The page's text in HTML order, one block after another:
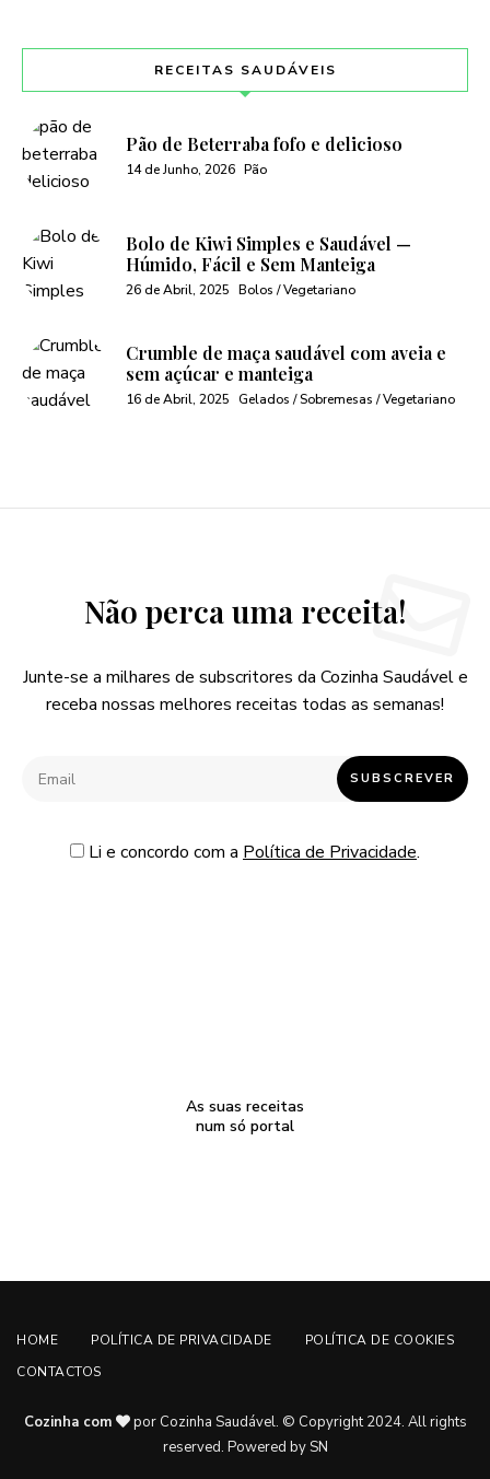
RECEITAS SAUDÁVEIS
Pão de Beterraba fofo e delicioso
14 de Junho, 2026 Pão
Bolo de Kiwi Simples e Saudável —
Húmido, Fácil e Sem Manteiga
26 de Abril, 2025 Bolos / Vegetariano
Crumble de maça saudável com aveia e
sem açúcar e manteiga
16 de Abril, 2025 Gelados / Sobremesas / Vegetariano
Não perca uma receita!
Junte-se a milhares de subscritores da Cozinha Saudável e
receba nossas melhores receitas todas as semanas!
Li e concordo com a Política de Privacidade.
As suas receitas
num só portal
HOME POLÍTICA DE PRIVACIDADE
POLÍTICA DE COOKIES
CONTACTOS
Cozinha com
por Cozinha Saudável. © Copyright 2024. All rights
reserved. Powered by SN